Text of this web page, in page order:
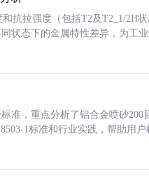
抗拉强度（包括T2及T2_1/2H
状态下的金属特性差异，为工业
准，重点分析了铝合金喷砂
1标准和行业实践，帮助用户